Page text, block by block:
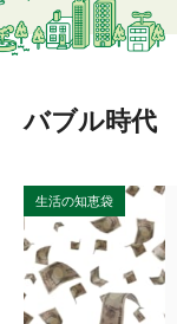
バブル時代
生活の知恵袋